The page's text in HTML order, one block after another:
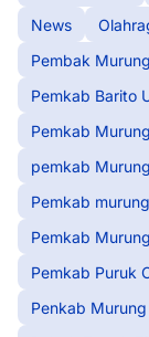
News
Pembak
Pemkab Barito
Pemkab
pemkab
Pemkab
Pemkab
Pemkab Puruk
Penkab